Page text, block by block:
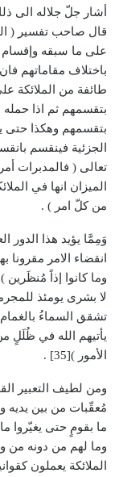
قال صاحب تفسير (
على ما سبقه وإقسام
باختلاف مقاماتهم
طائفة من الملائكة
بتقسمهم ثم اذا حمله
بتقسمهم وهكذا حتى
الميزان انها في
من كلّ امر ) .
وَمِمَّا يؤيد هذا الدور
انقضاء الامر مقرونا
تشقق السماءُ بالغمام
يأتيهم الله في ظُلَلٍ
الأمور )[35] .
ومن لطيف التعبير
مُعقّبات من بين يديه
ما بقومٍ حتى يغيّروا
الملائكة يعملون